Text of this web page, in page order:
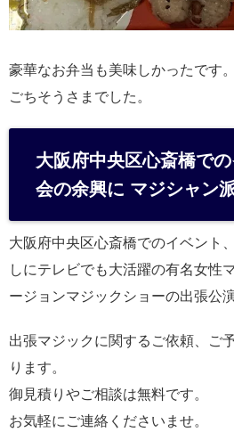
豪華なお弁当も美味しかったです。
ごちそうさまでした。
大阪府中央区心斎橋で
会の余興に マジシャン
大阪府中央区心斎橋でのイベント
しにテレビでも大活躍の有名女性
ージョンマジックショーの出張公
出張マジックに関するご依頼、ご
ります。
御見積りやご相談は無料です。
お気軽にご連絡くださいませ。